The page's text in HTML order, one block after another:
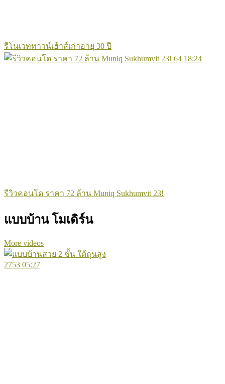
รีโนเวททาวน์เฮ้าส์เก่าอายุ 30 ปี
64 18:24
รีวิวคอนโด ราคา 72 ล้าน Muniq Sukhumvit 23!
แบบบ้าน โมเดิร์น
More videos
2753 05:27